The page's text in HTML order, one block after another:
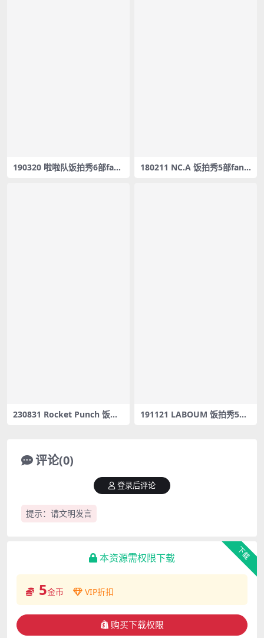
190320 啦啦队饭拍秀6部fanc
180211 NC.A 饭拍秀5部fanc
230831 Rocket Punch 饭拍6
191121 LABOUM 饭拍秀5部f
评论(0)
提示：请文明发言
登录后评论
下载
本资源需权限下载
5金币 VIP折扣
购买下载权限